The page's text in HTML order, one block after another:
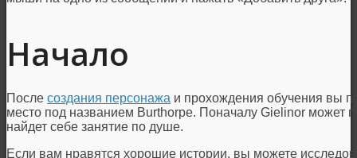
Начало
После создания персонажа и прохождения обучения вы
место под названием Burthorpe. Поначалу Gielinor
найдет себе занятие по душе.
Если вам нравятся хорошие истории, вы можете